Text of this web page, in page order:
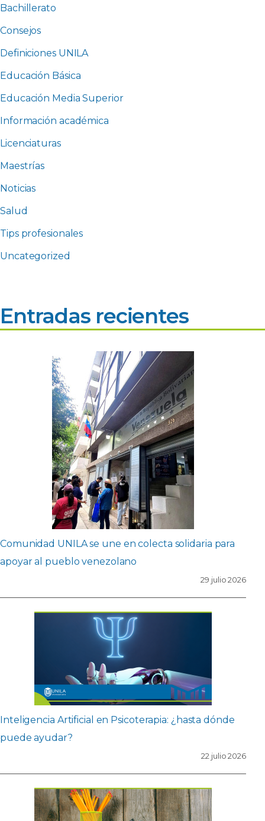
Bachillerato
Consejos
Definiciones UNILA
Educación Básica
Educación Media Superior
Información académica
Licenciaturas
Maestrías
Noticias
Salud
Tips profesionales
Uncategorized
Entradas recientes
Comunidad UNILA se une en colecta solidaria para
apoyar al pueblo venezolano
29 julio 2026
Inteligencia Artificial en Psicoterapia: ¿hasta dónde
puede ayudar?
22 julio 2026